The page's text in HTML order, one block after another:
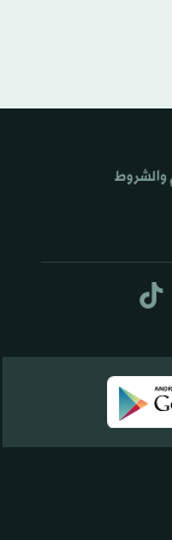
والشروط